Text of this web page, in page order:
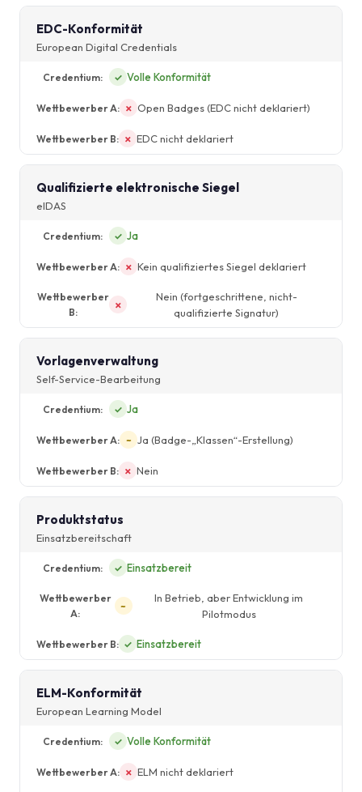
EDC-Konformität
European Digital Credentials
✓ Volle Konformität
✗ Open Badges (EDC nicht deklariert)
✗ EDC nicht deklariert
Qualifizierte elektronische Siegel
eIDAS
✓ Ja
✗ Kein qualifiziertes Siegel deklariert
✗
Nein (fortgeschrittene, nicht-
qualifizierte Signatur)
Vorlagenverwaltung
Self-Service-Bearbeitung
✓ Ja
~ Ja (Badge-„Klassen“-Erstellung)
✗ Nein
Produktstatus
Einsatzbereitschaft
✓ Einsatzbereit
~
In Betrieb, aber Entwicklung im
Pilotmodus
✓ Einsatzbereit
ELM-Konformität
European Learning Model
✓ Volle Konformität
✗ ELM nicht deklariert